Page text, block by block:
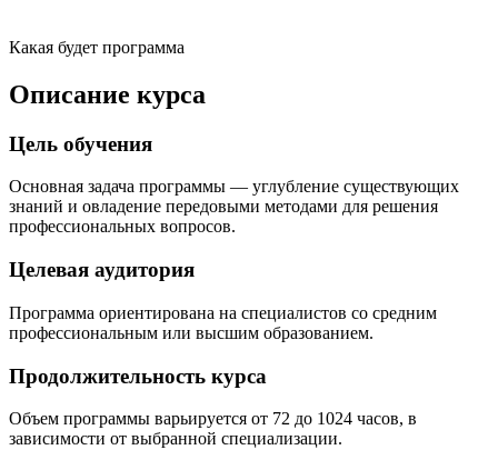
Какая будет программа
Описание курса
Цель обучения
Основная задача программы — углубление существующих
знаний и овладение передовыми методами для решения
профессиональных вопросов.
Целевая аудитория
Программа ориентирована на специалистов со средним
профессиональным или высшим образованием.
Продолжительность курса
Объем программы варьируется от 72 до 1024 часов, в
зависимости от выбранной специализации.